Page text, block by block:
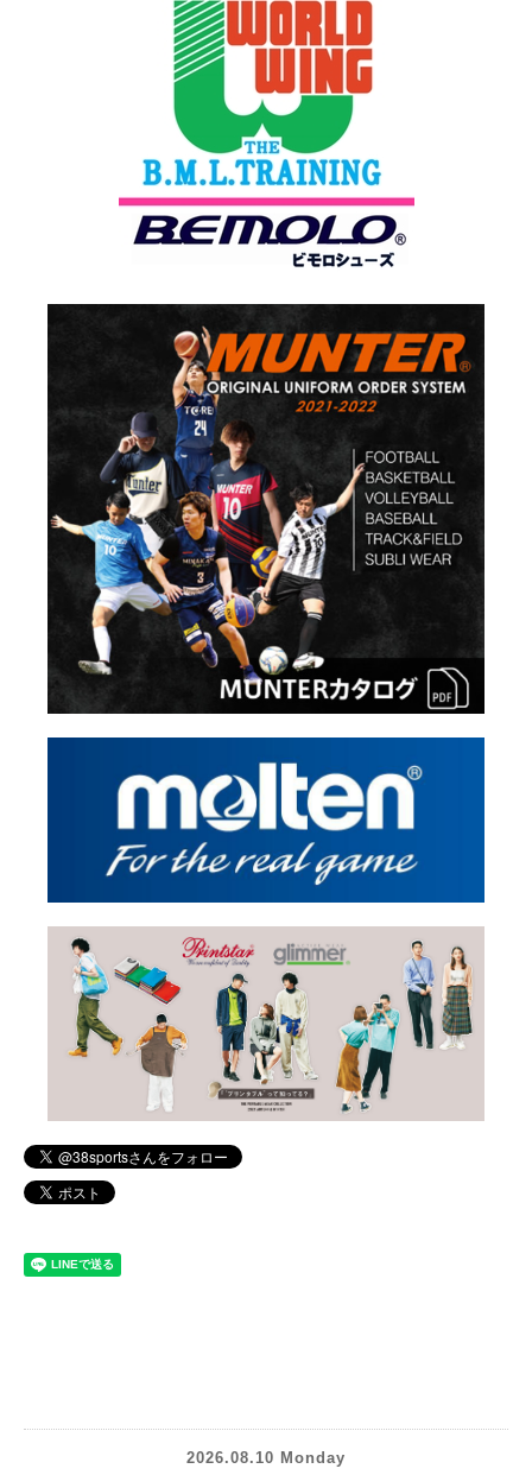
2026.08.10 Monday